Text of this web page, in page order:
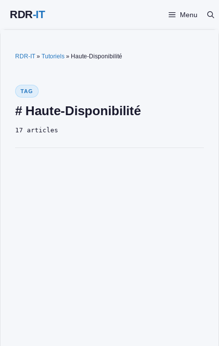
Menu
RDR-IT » Tutoriels » Haute-Disponibilité
TAG
# Haute-Disponibilité
17 articles